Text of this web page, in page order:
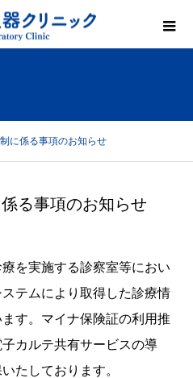
に係る事項のお知らせ
る事項のお知らせ
を実施する診察室等におい
テムにより取得した診療情
す。マイナ保険証の利用推
カルテ共有サービスの導
たしております。